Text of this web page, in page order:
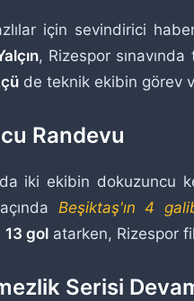
için sevindirici
, Rizespor
de teknik ekibin görev
Randevu
iki ekibin dokuzuncu
Beşiktaş'ın 4
13 gol atarken, Rizespor
Serisi